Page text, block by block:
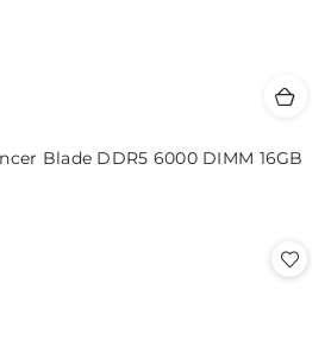
Blade DDR5 6000 DIMM 16GB